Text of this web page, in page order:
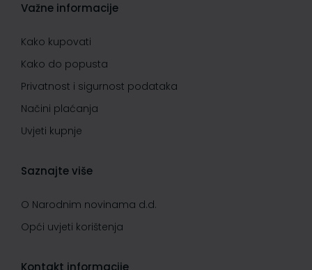
Važne informacije
Kako kupovati
Kako do popusta
Privatnost i sigurnost podataka
Načini plaćanja
Uvjeti kupnje
Saznajte više
O Narodnim novinama d.d.
Opći uvjeti korištenja
Kontakt informacije